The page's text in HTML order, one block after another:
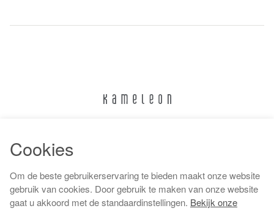
Algemene voorwaarden
Cookies
Om de beste gebruikerservaring te bieden maakt onze website
gebruik van cookies. Door gebruik te maken van onze website
gaat u akkoord met de standaardinstellingen. Bekijk onze